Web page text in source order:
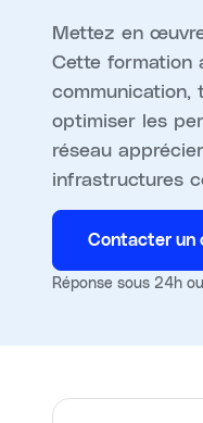
Mettez en
Cette formation
communication,
optimiser les
réseau
infrastructures
Contacter un
Réponse sous 24h